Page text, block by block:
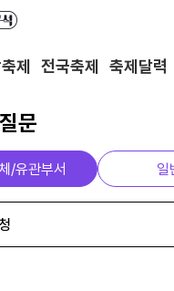
제 전국축제 축제달력
문
/유관부서 일